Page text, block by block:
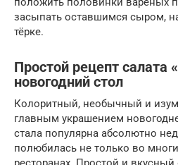
засыпать оставшимся сыром,
тёрке.
Простой рецепт салата
новогодний стол
Колоритный, необычный и
главным украшением
стала популярна абсолютно
полюбилась не только во